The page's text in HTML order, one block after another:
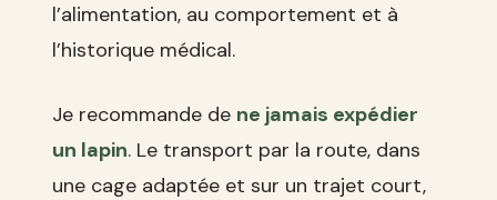
l’alimentation, au comportement et à
l’historique médical.
Je recommande de ne jamais expédier
un lapin. Le transport par la route, dans
une cage adaptée et sur un trajet court,